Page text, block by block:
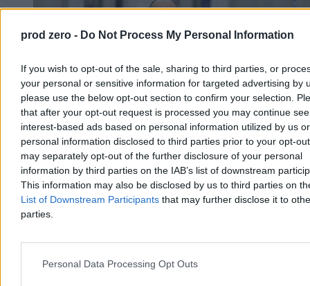
prod zero - Do Not Process My Personal Information
If you wish to opt-out of the sale, sharing to third parties, or
your personal or sensitive information for targeted advertising by
please use the below opt-out section to confirm your selection.
that after your opt-out request is processed you may continue
interest-based ads based on personal information utilized by us or
personal information disclosed to third parties prior to your opt-
may separately opt-out of the further disclosure of your personal
information by third parties on the IAB’s list of downstream
This information may also be disclosed by us to third parties on
List of Downstream Participants that may further disclose it to
parties.
Personal Data Processing Opt Outs
Sawicki nie boi się Tuska. „Nie zje PSL-u, bo
mógłby się udławić”
– Jeśli mówi pani o tym wybitnym polityku, jakim jest Donald Tusk,
to on doskonale wie, że nie zje PSL-u, bo mógłby się udławić –
powiedział Marek Sawicki w Porannych Rozmowach Zero. Polityk